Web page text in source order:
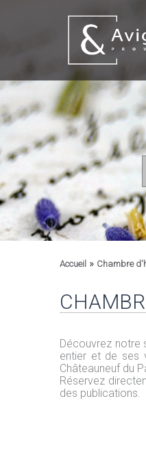
Accueil » Chambre
Découvrez notre
entier et de ses
Châteauneuf du
Réservez
des publications.